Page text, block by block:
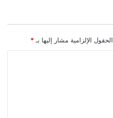
الحقول الإلزامية مشار إليها بـ *